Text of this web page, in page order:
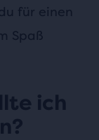
für einen
Spaß
ich